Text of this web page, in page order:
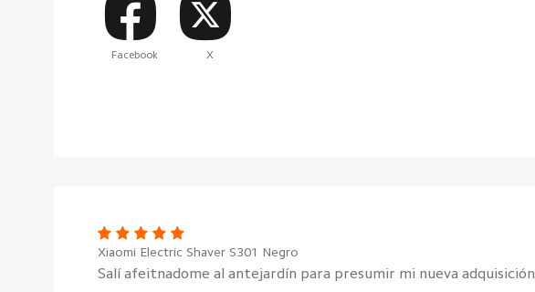
Facebook X
Xiaomi Electric Shaver S301 Negro
Salí afeitnadome al antejardín para presumir mi nueva adquisición